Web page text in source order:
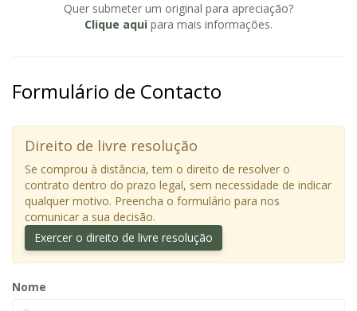
Quer submeter um original para apreciação?
Clique aqui para mais informações.
Formulário de Contacto
Direito de livre resolução
Se comprou à distância, tem o direito de resolver o
contrato dentro do prazo legal, sem necessidade de indicar
qualquer motivo. Preencha o formulário para nos
comunicar a sua decisão.
Exercer o direito de livre resolução
Nome